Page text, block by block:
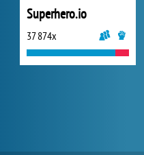
Superhero.io
37 874x